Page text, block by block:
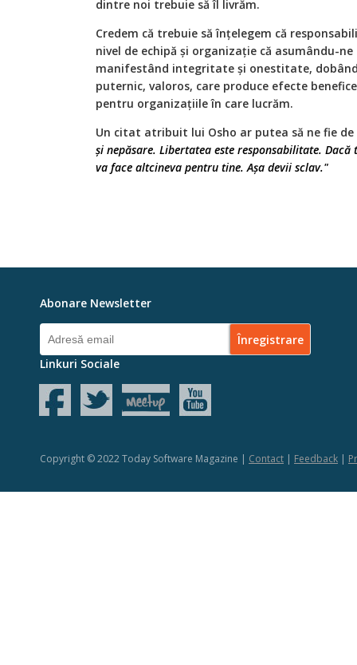
dintre noi trebuie să îl livrăm.
Credem că trebuie să înţelegem că
nivel de echipă şi organizaţie că asumându-
manifestând integritate și onestitate,
puternic, valoros, care produce efecte
pentru organizațiile în care lucrăm.
Un citat atribuit lui Osho ar putea să ne fie
și nepăsare. Libertatea este responsabilitate.
va face altcineva pentru tine. Așa devii sclav."
Abonare Newsletter
Linkuri Sociale
Copyright © 2022 Today Software Magazine | Contact Feedback